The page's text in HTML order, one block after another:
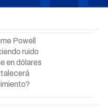
Powell
ruido
en dólares